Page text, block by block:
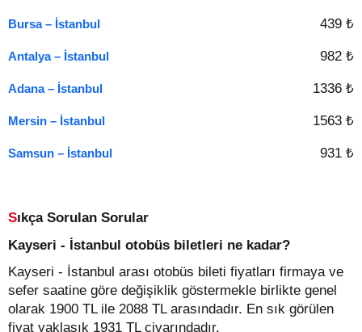
Bursa – İstanbul 439 ₺
Antalya – İstanbul 982 ₺
Adana – İstanbul 1336 ₺
Mersin – İstanbul 1563 ₺
Samsun – İstanbul 931 ₺
Sıkça Sorulan Sorular
Kayseri - İstanbul otobüs biletleri ne kadar?
Kayseri - İstanbul arası otobüs bileti fiyatları firmaya ve
sefer saatine göre değişiklik göstermekle birlikte genel
olarak 1900 TL ile 2088 TL arasındadır. En sık görülen
fiyat yaklaşık 1931 TL civarındadır.